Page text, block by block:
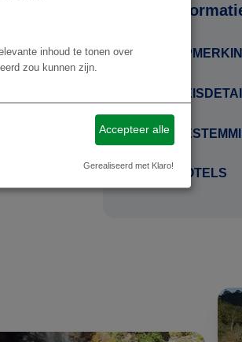
Meer
HOTELS
inhoud te tonen over
zou kunnen zijn.
Accepteer alle
Gerealiseerd met Klaro!